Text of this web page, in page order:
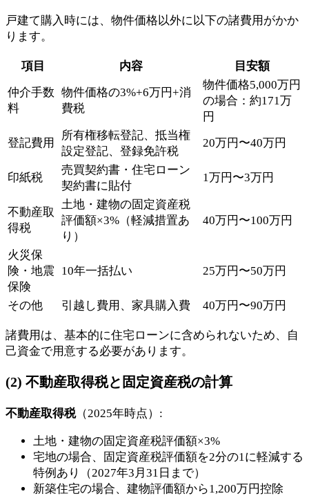
戸建て購入時には、物件価格以外に以下の諸費用がかか
ります。
項目 内容
目安額
仲介手数
料
物件価格の3%+6万円+消
費税
物件価格5,000万円
の場合：約171万
円
登記費用
所有権移転登記、抵当権
設定登記、登録免許税
20万円〜40万円
印紙税
売買契約書・住宅ローン
契約書に貼付
1万円〜3万円
不動産取
得税
土地・建物の固定資産税
評価額×3%（軽減措置あ
り）
40万円〜100万円
火災保
険・地震
保険
10年一括払い 25万円〜50万円
その他 引越し費用、家具購入費 40万円〜90万円
諸費用は、基本的に住宅ローンに含められないため、自
己資金で用意する必要があります。
(2) 不動産取得税と固定資産税の計算
不動産取得税（2025年時点）:
土地・建物の固定資産税評価額×3%
宅地の場合、固定資産税評価額を2分の1に軽減する
特例あり（2027年3月31日まで）
新築住宅の場合、建物評価額から1,200万円控除